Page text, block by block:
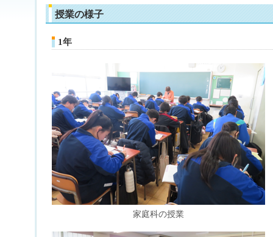
授業の様子
1年
家庭科の授業